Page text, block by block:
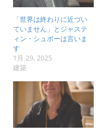
「世界は終わりに近づい
ていません」とジャステ
ィン・シュボーは言いま
す
1月 29, 2025
建築